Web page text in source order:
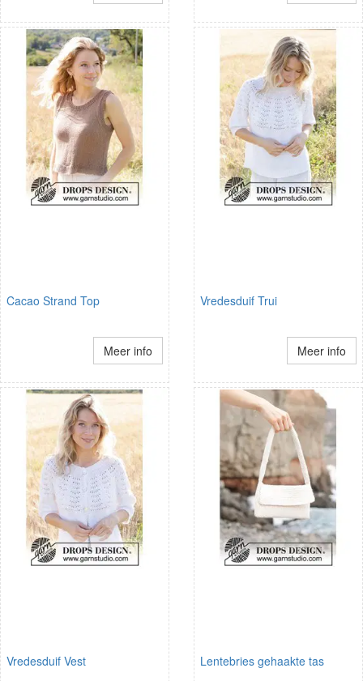
Cacao Strand Top
Meer info
Vredesduif Trui
Meer info
Vredesduif Vest Lentebries gehaakte tas